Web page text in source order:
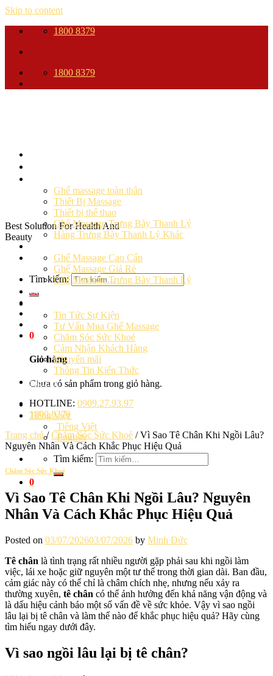
Skip to content
1800 8379
1800 8379
Best Solution For Health And
Beauty
Tìm kiếm:
0
Giỏ hàng
Chưa có sản phẩm trong giỏ hàng.
Tiếng Việt
Tiếng Việt
English
Tìm kiếm:
0
Ghế massage toàn thân
Thiết Bị Massage
Thiết bị thể thao
Ghế Massage Trưng Bày Thanh Lý
Hàng Trưng Bày Thanh Lý Khác
Ghế Massage Cao Cấp
Ghế Massage Giá Rẻ
Ghế Massage Trưng Bày Thanh Lý
Cảm Nhận Khách Hàng
Tin Tức Sự Kiện
Tư Vấn Mua Ghế Massage
Chăm Sóc Sức Khoẻ
Cảm Nhận Khách Hàng
Khuyến mãi
Thông Tin Kiến Thức
Liên hệ
HOTLINE: 0909.27.93.97
1800.8379
Trang chủ / Chăm Sóc Sức Khoẻ /Vì Sao Tê Chân Khi Ngồi Lâu?
Nguyên Nhân Và Cách Khắc Phục Hiệu Quả
Chăm Sóc Sức Khoẻ
Vì Sao Tê Chân Khi Ngồi Lâu? Nguyên
Nhân Và Cách Khắc Phục Hiệu Quả
Posted on 03/07/202603/07/2026 by Minh Đức
Tê chân là tình trạng rất nhiều người gặp phải sau khi ngồi làm
việc, lái xe hoặc giữ nguyên một tư thế trong thời gian dài. Ban đầu,
cảm giác này có thể chỉ là châm chích nhẹ, nhưng nếu xảy ra
thường xuyên, tê chân có thể ảnh hưởng đến khả năng vận động và
là dấu hiệu cảnh báo một số vấn đề về sức khỏe. Vậy vì sao ngồi
lâu lại bị tê chân và làm thế nào để khắc phục hiệu quả? Hãy cùng
tìm hiểu ngay dưới đây.
Vì sao ngồi lâu lại bị tê chân?